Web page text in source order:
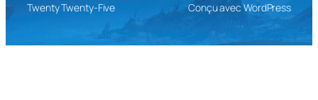
Twenty Twenty-Five Conçu avec WordPress